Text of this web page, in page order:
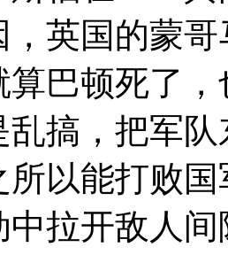
，英国的蒙
算巴顿死了
乱搞，把军
所以能打败
中拉开敌人